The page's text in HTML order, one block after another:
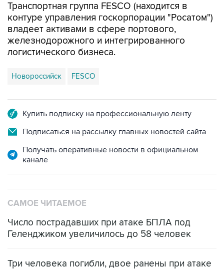
Транспортная группа FESCO (находится в
контуре управления госкорпорации "Росатом")
владеет активами в сфере портового,
железнодорожного и интегрированного
логистического бизнеса.
Новороссийск FESCO
Купить подписку на профессиональную ленту
Подписаться на рассылку главных новостей сайта
Получать оперативные новости в официальном
канале
САМОЕ ЧИТАЕМОЕ
Число пострадавших при атаке БПЛА под
Геленджиком увеличилось до 58 человек
Три человека погибли, двое ранены при атаке